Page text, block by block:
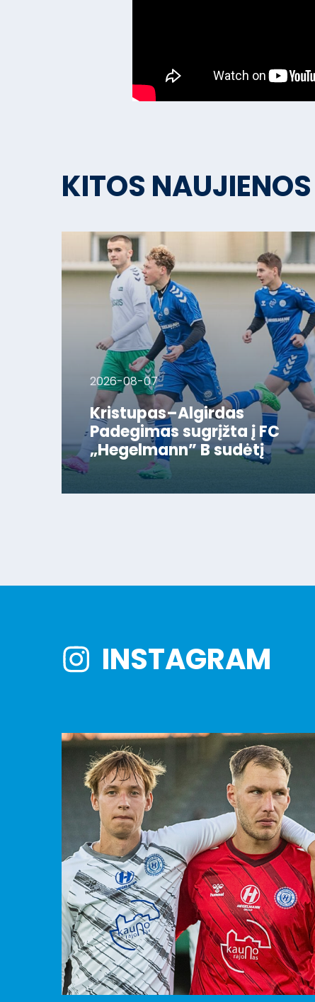
KITOS NAUJIENOS
2026-08-07
Kristupas–Algirdas
Padegimas sugrįžta į FC
„Hegelmann” B sudėtį
INSTAGRAM